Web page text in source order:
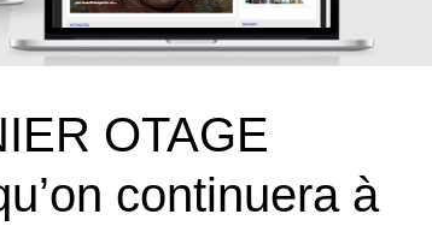
OTAGE
continuera à